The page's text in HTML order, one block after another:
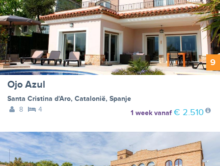
9
Ojo Azul
Santa Cristina d'Aro, Catalonië, Spanje
8
4 1 weekvanaf € 2.510